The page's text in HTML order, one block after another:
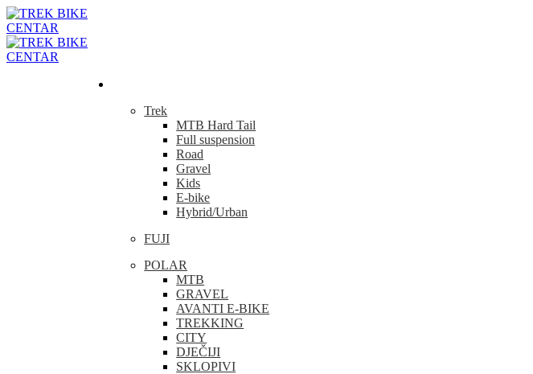
Trek
MTB Hard Tail
Full suspension
Road
Gravel
Kids
E-bike
Hybrid/Urban
FUJI
POLAR
MTB
GRAVEL
AVANTI E-BIKE
TREKKING
CITY
DJEČIJI
SKLOPIVI